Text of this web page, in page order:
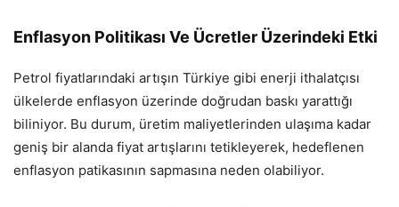
Enflasyon Politikası Ve Ücretler Üzerindeki Etki
Petrol fiyatlarındaki artışın Türkiye gibi enerji ithalatçısı
ülkelerde enflasyon üzerinde doğrudan baskı yarattığı
biliniyor. Bu durum, üretim maliyetlerinden ulaşıma kadar
geniş bir alanda fiyat artışlarını tetikleyerek, hedeflenen
enflasyon patikasının sapmasına neden olabiliyor.